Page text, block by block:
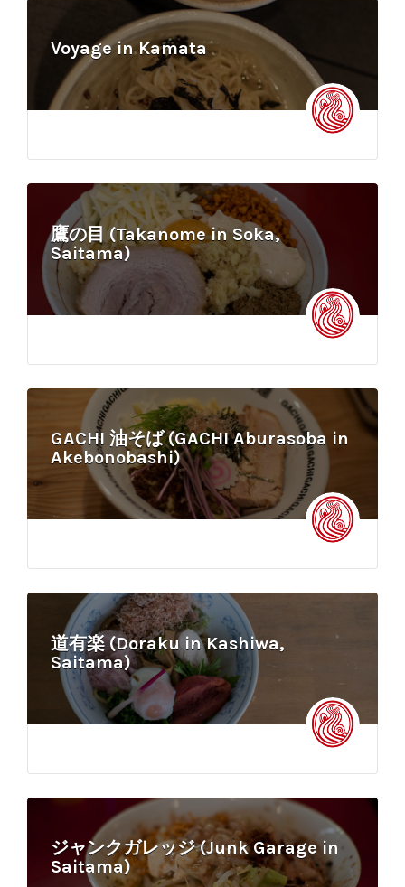
Voyage in Kamata
鷹の目 (Takanome in Soka,
Saitama)
GACHI 油そば (GACHI Aburasoba in
Akebonobashi)
道有楽 (Doraku in Kashiwa,
Saitama)
ジャンクガレッジ (Junk Garage in
Saitama)